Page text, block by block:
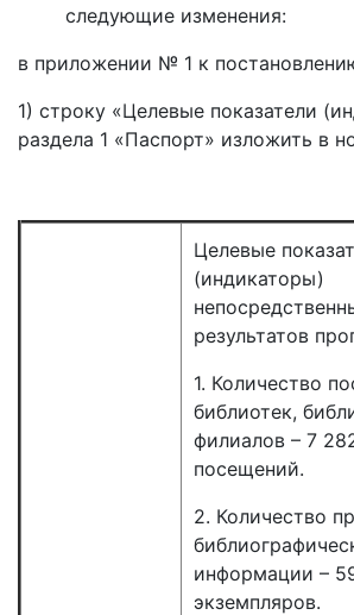
следующие изменения:
в приложении № 1 к
1) строку «Целевые показатели
раздела 1 «Паспорт» изложить в
Целевые
(индикаторы)
результатов
1. Количество
библиотек,
филиалов – 7
посещений.
2. Количество
информации –
экземпляров.